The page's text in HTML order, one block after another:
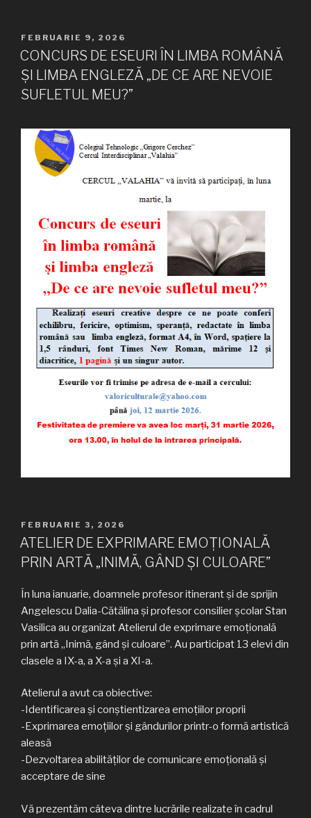
PUBLICAT
PE
FEBRUARIE 9, 2026
CONCURS DE ESEURI ÎN LIMBA ROMÂNĂ
ȘI LIMBA ENGLEZĂ „DE CE ARE NEVOIE
SUFLETUL MEU?”
PUBLICAT
PE
FEBRUARIE 3, 2026
ATELIER DE EXPRIMARE EMOȚIONALĂ
PRIN ARTĂ „INIMĂ, GÂND ȘI CULOARE”
În luna ianuarie, doamnele profesor itinerant și de sprijin
Angelescu Dalia-Cătălina și profesor consilier școlar Stan
Vasilica au organizat Atelierul de exprimare emoțională
prin artă „Inimă, gând și culoare”. Au participat 13 elevi din
clasele a IX-a, a X-a și a XI-a.
Atelierul a avut ca obiective:
-Identificarea și conștientizarea emoțiilor proprii
-Exprimarea emoțiilor și gândurilor printr-o formă artistică
aleasă
-Dezvoltarea abilităților de comunicare emoțională și
acceptare de sine
Vă prezentăm câteva dintre lucrările realizate în cadrul